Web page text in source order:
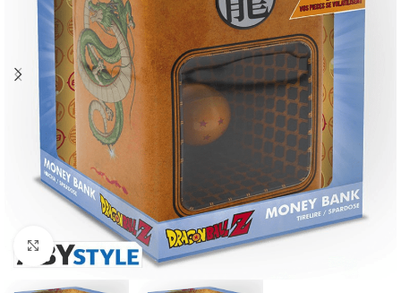
Click to enlarge